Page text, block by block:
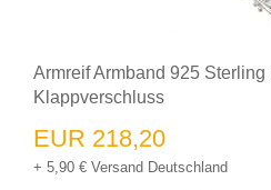
Armreif Armband 925 Sterling
Klappverschluss
EUR 218,20
+ 5,90 € Versand Deutschland